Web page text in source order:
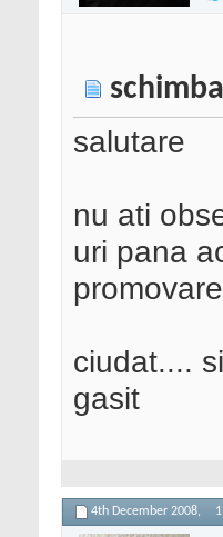
salutare
nu ati
uri pana
ciudat....
gasit
4th December 2008,